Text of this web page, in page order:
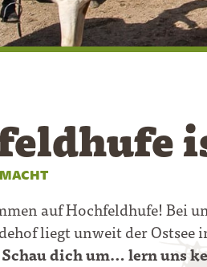
auf Hochfeldhufe! Bei
liegt unweit der Ostsee
Schau dich um… lern uns